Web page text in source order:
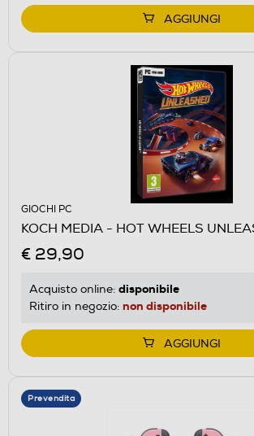
AGGIUNGI
GIOCHI PC
KOCH MEDIA - HOT WHEELS
€ 29,90
Acquisto online: disponibile
Ritiro in negozio: non disponibile
AGGIUNGI
Prevendita